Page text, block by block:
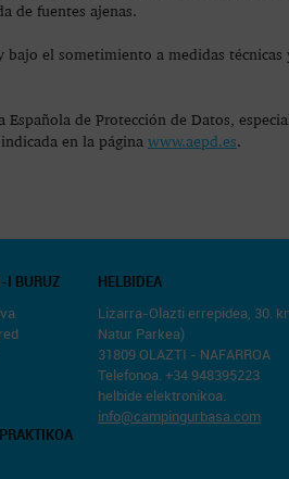
de fuentes ajenas.
el sometimiento a medidas
Española de Protección de Datos,
en la página www.aepd.es.
I BURUZ
HELBIDEA
Lizarra-Olazti errepidea, 30.
Natur Parkea)
31809 OLAZTI - NAFARROA
Telefonoa. +34 948395223
helbide elektronikoa.
info@campingurbasa.com